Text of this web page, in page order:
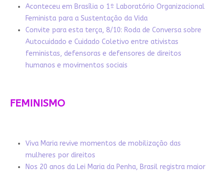
Aconteceu em Brasília o 1º Laboratório Organizacional
Feminista para a Sustentação da Vida
Convite para esta terça, 8/10: Roda de Conversa sobre
Autocuidado e Cuidado Coletivo entre ativistas
feministas, defensoras e defensores de direitos
humanos e movimentos sociais
FEMINISMO
Viva Maria revive momentos de mobilização das
mulheres por direitos
Nos 20 anos da Lei Maria da Penha, Brasil registra maior